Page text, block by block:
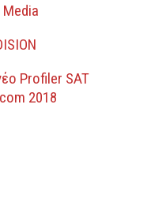
Media
Profiler SAT
2018